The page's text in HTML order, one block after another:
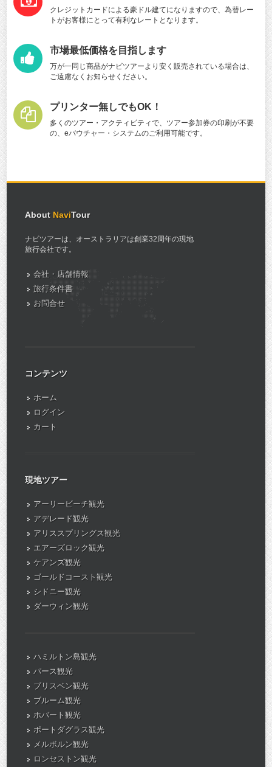
クレジットカードによる豪ドル建てになりますので、為替レー
トがお客様にとって有利なレートとなります。
市場最低価格を目指します
万が一同じ商品がナビツアーより安く販売されている場合は、
ご遠慮なくお知らせください。
プリンター無しでもOK！
多くのツアー・アクティビティで、ツアー参加券の印刷が不要
の、eバウチャー・システムのご利用可能です。
About NaviTour
ナビツアーは、オーストラリアは創業32周年の現地
旅行会社です。
会社・店舗情報
旅行条件書
お問合せ
コンテンツ
ホーム
ログイン
カート
現地ツアー
アーリービーチ観光
アデレード観光
アリススプリングス観光
エアーズロック観光
ケアンズ観光
ゴールドコースト観光
シドニー観光
ダーウィン観光
ハミルトン島観光
パース観光
ブリスベン観光
ブルーム観光
ホバート観光
ポートダグラス観光
メルボルン観光
ロンセストン観光